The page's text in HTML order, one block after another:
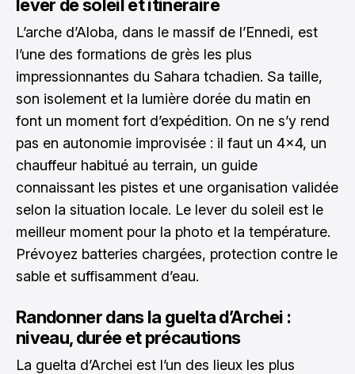
lever de soleil et itinéraire
L’arche d’Aloba, dans le massif de l’Ennedi, est
l’une des formations de grès les plus
impressionnantes du Sahara tchadien. Sa taille,
son isolement et la lumière dorée du matin en
font un moment fort d’expédition. On ne s’y rend
pas en autonomie improvisée : il faut un 4x4, un
chauffeur habitué au terrain, un guide
connaissant les pistes et une organisation validée
selon la situation locale. Le lever du soleil est le
meilleur moment pour la photo et la température.
Prévoyez batteries chargées, protection contre le
sable et suffisamment d’eau.
Randonner dans la guelta d’Archei :
niveau, durée et précautions
La guelta d’Archei est l’un des lieux les plus